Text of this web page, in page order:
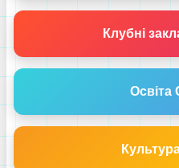
Клубні
Освіта